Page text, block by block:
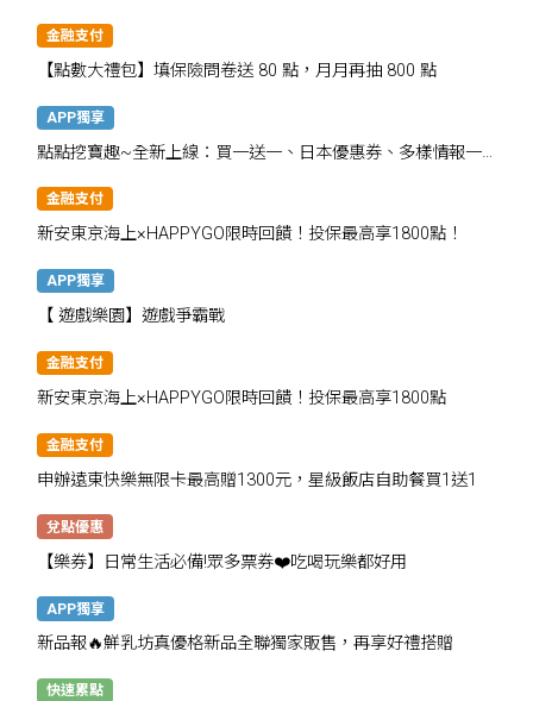
金融支付
【點數大禮包】填保險問卷送 80 點，月月再抽 800 點
APP獨享
點點挖寶趣~全新上線：買一送一、日本優惠券、多樣情報一
金融支付
新安東京海上×HAPPYGO限時回饋！投保最高享1800點！
APP獨享
【 遊戲樂園】遊戲爭霸戰
金融支付
新安東京海上×HAPPYGO限時回饋！投保最高享1800點
金融支付
申辦遠東快樂無限卡最高贈1300元，星級飯店自助餐買1送1
兌點優惠
【樂券】日常生活必備!眾多票券❤️吃喝玩樂都好用
APP獨享
新品報🔥鮮乳坊真優格新品全聯獨家販售，再享好禮搭贈
快速累點